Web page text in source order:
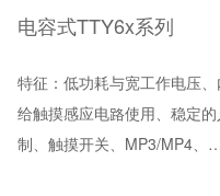
电容式TTY6x系列
特征：低功耗与宽工作电压
给触摸感应电路使用、稳定
制、触摸开关、MP3/MP4、